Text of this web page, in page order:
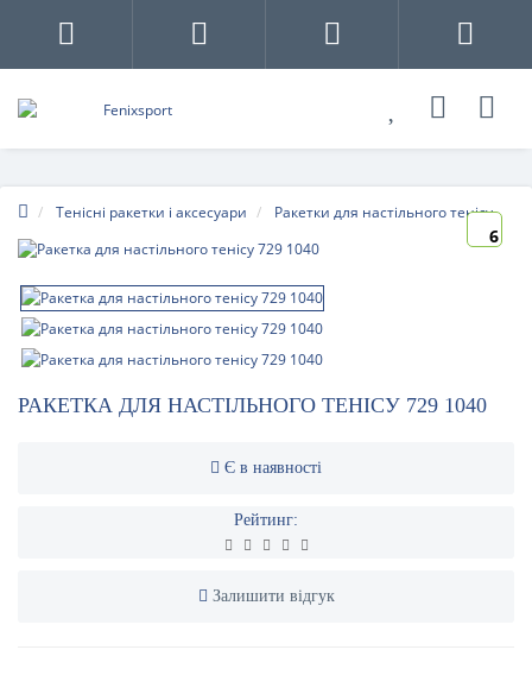
Тенісні ракетки і аксесуари Ракетки для настільного тенісу
6
РАКЕТКА ДЛЯ НАСТІЛЬНОГО ТЕНІСУ 729 1040
Є в наявності
Рейтинг:
Залишити відгук